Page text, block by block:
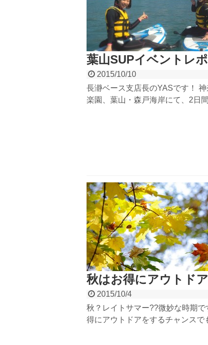
葉山SUPイベントレ
2015/10/10
長瀞ベース支店長のYASです！
楽園、葉山・森戸海岸にて、2日
秋はお得にアウトドア
2015/10/4
秋？レイトサマー??微妙な時期で
得にアウトドアをするチャンスで